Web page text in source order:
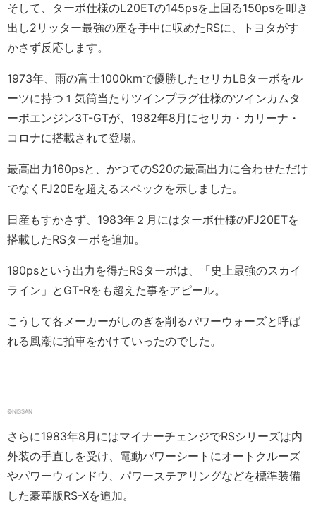
そして、ターボ仕様のL20ETの145psを上回る150psを叩き
出し2リッター最強の座を手中に収めたRSに、トヨタがす
かさず反応します。
1973年、雨の富士1000kmで優勝したセリカLBターボをル
ーツに持つ１気筒当たりツインプラグ仕様のツインカムタ
ーボエンジン3T-GTが、1982年8月にセリカ・カリーナ・
コロナに搭載されて登場。
最高出力160psと、かつてのS20の最高出力に合わせただけ
でなくFJ20Eを超えるスペックを示しました。
日産もすかさず、1983年２月にはターボ仕様のFJ20ETを
搭載したRSターボを追加。
190psという出力を得たRSターボは、「史上最強のスカイ
ライン」とGT-Rをも超えた事をアピール。
こうして各メーカーがしのぎを削るパワーウォーズと呼ば
れる風潮に拍車をかけていったのでした。
©NISSAN
さらに1983年8月にはマイナーチェンジでRSシリーズは内
外装の手直しを受け、電動パワーシートにオートクルーズ
やパワーウィンドウ、パワーステアリングなどを標準装備
した豪華版RS-Xを追加。